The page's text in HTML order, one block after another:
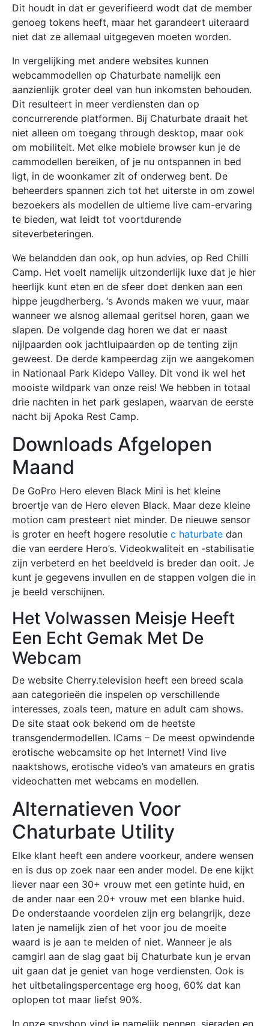
Dit houdt in dat er geverifieerd wodt dat de member
genoeg tokens heeft, maar het garandeert uiteraard
niet dat ze allemaal uitgegeven moeten worden.
In vergelijking met andere websites kunnen
webcammodellen op Chaturbate namelijk een
aanzienlijk groter deel van hun inkomsten behouden.
Dit resulteert in meer verdiensten dan op
concurrerende platformen. Bij Chaturbate draait het
niet alleen om toegang through desktop, maar ook
om mobiliteit. Met elke mobiele browser kun je de
cammodellen bereiken, of je nu ontspannen in bed
ligt, in de woonkamer zit of onderweg bent. De
beheerders spannen zich tot het uiterste in om zowel
bezoekers als modellen de ultieme live cam-ervaring
te bieden, wat leidt tot voortdurende
siteverbeteringen.
We belandden dan ook, op hun advies, op Red Chilli
Camp. Het voelt namelijk uitzonderlijk luxe dat je hier
heerlijk kunt eten en de sfeer doet denken aan een
hippe jeugdherberg. ‘s Avonds maken we vuur, maar
wanneer we alsnog allemaal geritsel horen, gaan we
slapen. De volgende dag horen we dat er naast
nijlpaarden ook jachtluipaarden op de tenting zijn
geweest. De derde kampeerdag zijn we aangekomen
in Nationaal Park Kidepo Valley. Dit vond ik wel het
mooiste wildpark van onze reis! We hebben in totaal
drie nachten in het park geslapen, waarvan de eerste
nacht bij Apoka Rest Camp.
Downloads Afgelopen
Maand
De GoPro Hero eleven Black Mini is het kleine
broertje van de Hero eleven Black. Maar deze kleine
motion cam presteert niet minder. De nieuwe sensor
is groter en heeft hogere resolutie c haturbate dan
die van eerdere Hero’s. Videokwaliteit en -stabilisatie
zijn verbeterd en het beeldveld is breder dan ooit. Je
kunt je gegevens invullen en de stappen volgen die in
je beeld verschijnen.
Het Volwassen Meisje Heeft
Een Echt Gemak Met De
Webcam
De website Cherry.television heeft een breed scala
aan categorieën die inspelen op verschillende
interesses, zoals teen, mature en adult cam shows.
De site staat ook bekend om de heetste
transgendermodellen. ICams – De meest opwindende
erotische webcamsite op het Internet! Vind live
naaktshows, erotische video’s van amateurs en gratis
videochatten met webcams en modellen.
Alternatieven Voor
Chaturbate Utility
Elke klant heeft een andere voorkeur, andere wensen
en is dus op zoek naar een ander model. De ene kijkt
liever naar een 30+ vrouw met een getinte huid, en
de ander naar een 20+ vrouw met een blanke huid.
De onderstaande voordelen zijn erg belangrijk, deze
laten je namelijk zien of het voor jou de moeite
waard is je aan te melden of niet. Wanneer je als
camgirl aan de slag gaat bij Chaturbate kun je ervan
uit gaan dat je geniet van hoge verdiensten. Ook is
het uitbetalingspercentage erg hoog, 60% dat kan
oplopen tot maar liefst 90%.
In onze spyshop vind je namelijk pennen, sieraden en